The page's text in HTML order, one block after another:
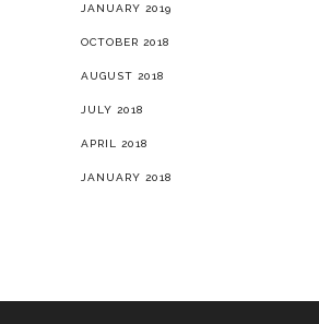
JANUARY 2019
OCTOBER 2018
AUGUST 2018
JULY 2018
APRIL 2018
JANUARY 2018